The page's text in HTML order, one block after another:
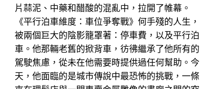
片蒜泥、中藥和醋酸的混亂中，拉開了帷幕。
《平行泊車維度：車位爭奪戰》何手殘的人生，
被兩個巨大的陰影籠罩著：停車費，以及平行泊
車。他那輛老舊的掀背車，彷彿繼承了他所有的
駕駛焦慮，從未在他需要時提供過任何幫助。今
天，他面臨的是城市傳說中最恐怖的挑戰，一條